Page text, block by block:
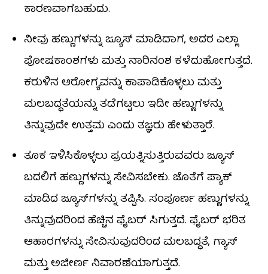
ಕಾರಣವಾಗಬಹುದು.
ನೀವು ಹಣ್ಣುಗಳನ್ನು ಜ್ಯೂಸ್ ಮಾಡಿದಾಗ, ಅದರ ಎಲ್ಲಾ
ಪೋಷಕಾಂಶಗಳು ಮತ್ತು ನಾರಿನಂಶ ಕಳೆದುಹೋಗುತ್ತದೆ.
ಕರುಳಿನ ಆರೋಗ್ಯವನ್ನು ಕಾಪಾಡಿಕೊಳ್ಳಲು ಮತ್ತು
ಮಲಬದ್ಧತೆಯನ್ನು ತಡೆಗಟ್ಟಲು ಇಡೀ ಹಣ್ಣುಗಳನ್ನು
ತಿನ್ನುವುದೇ ಉತ್ತಮ ಎಂದು ತಜ್ಞರು ಹೇಳುತ್ತಾರೆ.
ತೂಕ ಇಳಿಸಿಕೊಳ್ಳಲು ಪ್ರಯತ್ನಿಸುತ್ತಿರುವವರು ಜ್ಯೂಸ್
ಬದಲಿಗೆ ಹಣ್ಣುಗಳನ್ನು ಸೇವಿಸಬೇಕು. ಜೊತೆಗೆ ಪ್ಯಾಕ್
ಮಾಡಿದ ಜ್ಯೂಸ್‌ಗಳನ್ನು ತಪ್ಪಿಸಿ. ಸಂಪೂರ್ಣ ಹಣ್ಣುಗಳನ್ನು
ತಿನ್ನುವುದರಿಂದ ಹೆಚ್ಚಿನ ಫೈಬರ್ ಸಿಗುತ್ತದೆ. ಫೈಬರ್ ಭರಿತ
ಆಹಾರಗಳನ್ನು ಸೇವಿಸುವುದರಿಂದ ಮಲಬದ್ಧತೆ, ಗ್ಯಾಸ್
ಮತ್ತು ಅಜೀರ್ಣ ನಿವಾರಣೆಯಾಗುತ್ತದೆ.